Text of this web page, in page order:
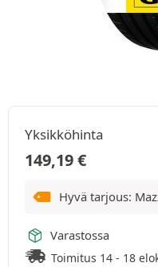
Yksikköhinta
149,19€
Hyvä tarjous:
Varastossa
Toimitus 14 - 18